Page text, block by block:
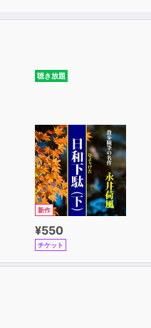
聴き放題
新作
¥550
チケット